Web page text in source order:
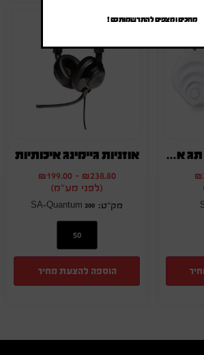
Smart Finder- תג איתור
₪
אוזניות גיימינג איכותיות
₪238.80
-
₪199.00
(לפני מע"מ)
SA-Quantum 200
הוספה להצעת מחיר
מחכים ומצפים להתרשמותכם !